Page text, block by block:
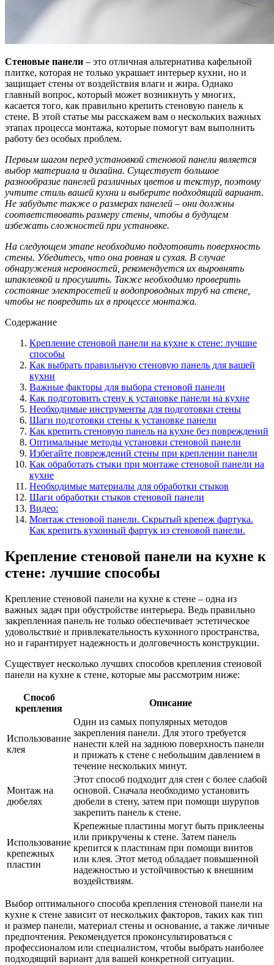
Стеновые панели – это отличная альтернатива кафельной
плитке, которая не только украшает интерьер кухни, но и
защищает стены от воздействия влаги и жира. Однако
главный вопрос, который может возникнуть у многих,
касается того, как правильно крепить стеновую панель к
стене. В этой статье мы расскажем вам о нескольких важных
этапах процесса монтажа, которые помогут вам выполнить
работу без особых проблем.
Первым шагом перед установкой стеновой панели является
выбор материала и дизайна. Существует большое
разнообразие панелей различных цветов и текстур, поэтому
учтите стиль вашей кухни и выберите подходящий вариант.
Не забудьте также о размерах панелей – они должны
соответствовать размеру стены, чтобы в будущем
избежать сложностей при установке.
На следующем этапе необходимо подготовить поверхность
стены. Убедитесь, что она ровная и сухая. В случае
обнаружения неровностей, рекомендуется их выровнять
шпаклевкой и просушить. Также необходимо проверить
состояние электросетей и водопроводных труб на стене,
чтобы не повредить их в процессе монтажа.
Содержание
Крепление стеновой панели на кухне к стене: лучшие
способы
Как выбрать правильную стеновую панель для вашей
кухни
Важные факторы для выбора стеновой панели
Как подготовить стену к установке панели на кухне
Необходимые инструменты для подготовки стены
Шаги подготовки стены к установке панели
Как крепить стеновую панель на кухне без повреждений
Оптимальные методы установки стеновой панели
Избегайте повреждений стены при креплении панели
Как обработать стыки при монтаже стеновой панели на
кухне
Необходимые материалы для обработки стыков
Шаги обработки стыков стеновой панели
Видео:
Монтаж стеновой панели. Скрытый крепеж фартука.
Как крепить кухонный фартук из стеновой панели.
Крепление стеновой панели на кухне к
стене: лучшие способы
Крепление стеновой панели на кухне к стене – одна из
важных задач при обустройстве интерьера. Ведь правильно
закрепленная панель не только обеспечивает эстетическое
удовольствие и привлекательность кухонного пространства,
но и гарантирует надежность и долговечность конструкции.
Существует несколько лучших способов крепления стеновой
панели на кухне к стене, которые мы рассмотрим ниже:
Способ
крепления
Описание
Использование
клея
Один из самых популярных методов
закрепления панели. Для этого требуется
нанести клей на заднюю поверхность панели
и прижать к стене с небольшим давлением в
течение нескольких минут.
Монтаж на
дюбелях
Этот способ подходит для стен с более слабой
основой. Сначала необходимо установить
дюбели в стену, затем при помощи шурупов
закрепить панель к стене.
Использование
крепежных
пластин
Крепежные пластины могут быть приклеены
или прикручены к стене. Затем панель
крепится к пластинам при помощи винтов
или клея. Этот метод обладает повышенной
надежностью и устойчивостью к внешним
воздействиям.
Выбор оптимального способа крепления стеновой панели на
кухне к стене зависит от нескольких факторов, таких как тип
и размер панели, материал стены и основание, а также личные
предпочтения. Рекомендуется проконсультироваться с
профессионалом или специалистом, чтобы выбрать наиболее
подходящий вариант для вашей конкретной ситуации.